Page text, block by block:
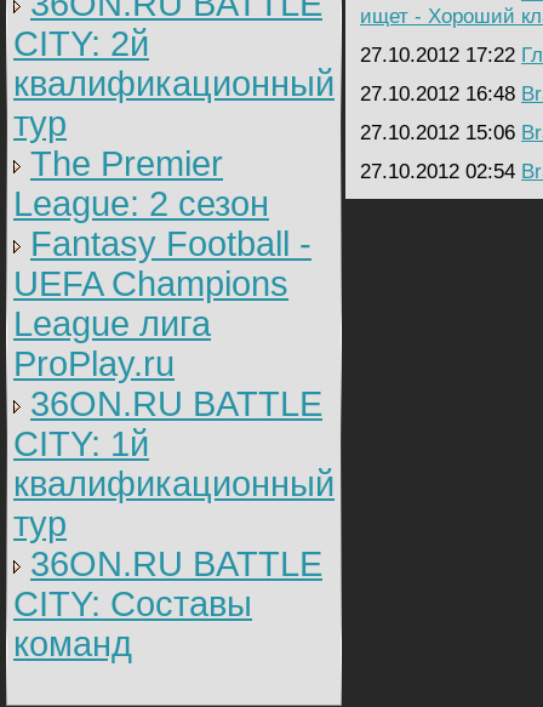
CITY: 2й
квалификационный
тур
The Premier
League: 2 cезон
Fantasy Football -
UEFA Champions
League лига
ProPlay.ru
36ON.RU BATTLE
CITY: 1й
квалификационный
тур
36ON.RU BATTLE
CITY: Составы
команд
ищет - Хороший
27.10.2012 17:22
27.10.2012 16:48
27.10.2012 15:06
27.10.2012 02:54